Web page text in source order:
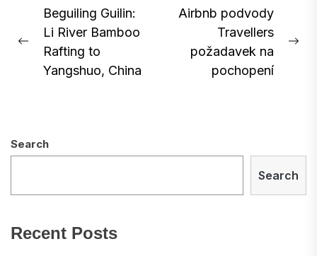
Post
navigation
Previous
post:
Beguiling Guilin:
Li River Bamboo
Rafting to
Yangshuo, China
Airbnb podvody
Travellers
požadavek na
pochopení
Search
Search
Recent Posts